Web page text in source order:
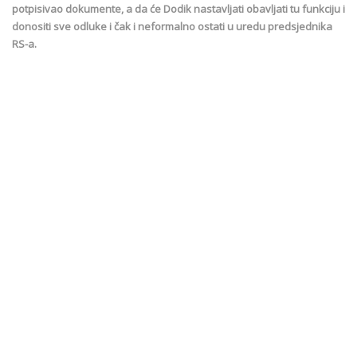
potpisivao dokumente, a da će Dodik nastavljati obavljati tu funkciju i
donositi sve odluke i čak i neformalno ostati u uredu predsjednika
RS-a.